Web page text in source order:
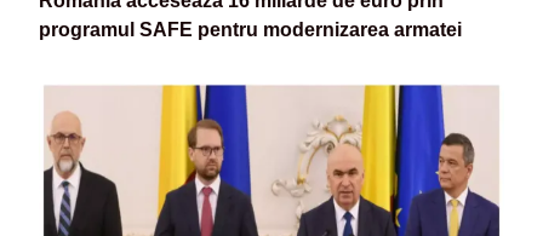
programul SAFE pentru modernizarea armatei